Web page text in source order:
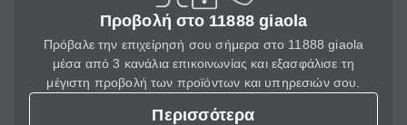
Προβολή στο 11888 giaola
Πρόβαλε την επιχείρησή σου σήμερα στο 11888 giaola
μέσα από 3 κανάλια επικοινωνίας και εξασφάλισε τη
μέγιστη προβολή των προϊόντων και υπηρεσιών σου.
Περισσότερα